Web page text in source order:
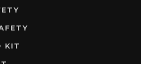
KIT